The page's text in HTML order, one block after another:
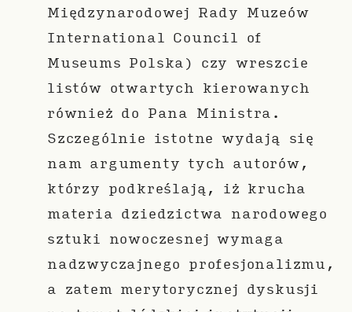
Międzynarodowej Rady Muzeów
International Council of
Museums Polska) czy wreszcie
listów otwartych kierowanych
również do Pana Ministra.
Szczególnie istotne wydają się
nam argumenty tych autorów,
którzy podkreślają, iż krucha
materia dziedzictwa narodowego
sztuki nowoczesnej wymaga
nadzwyczajnego profesjonalizmu,
a zatem merytorycznej dyskusji